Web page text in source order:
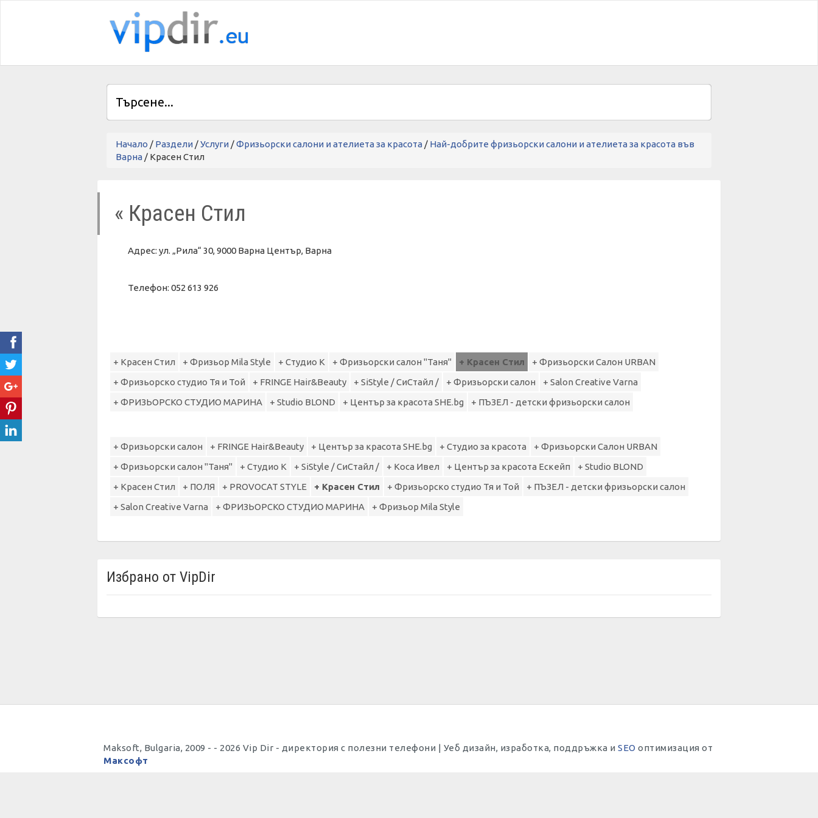
Начало / Раздели /Услуги /Фризьорски салони и ателиета за красота / Най-добрите фризьорски салони и ателиета за красота във
Варна / Красен Стил
« Красен Стил
Адрес: ул. „Рила“ 30, 9000 Варна Център, Варна
Телефон: 052 613 926
+ Красен Стил + Фризьор Mila Style + Студио К + Фризьорски салон "Таня" + Красен Стил
+ Фризьорски Салон URBAN
+ Фризьорско студио Тя и Той
+ FRINGE Hair&Beauty + SiStyle / СиСтайл / + Фризьорски салон
+ Salon Creative Varna
+ ФРИЗЬОРСКО СТУДИО МАРИНА
+ Studio BLOND + Център за красота SHE.bg + ПЪЗЕЛ - детски фризьорски салон
+ Фризьорски салон + FRINGE Hair&Beauty + Център за красота SHE.bg + Студио за красота
+ Фризьорски Салон URBAN
+ Фризьорски салон "Таня"
+ Студио К + SiStyle / СиСтайл / + Kоса Ивел + Център за красота Ескейп
+ Studio BLOND
+ Красен Стил
+ ПОЛЯ + PROVOCAT STYLE + Красен Стил + Фризьорско студио Тя и Той
+ ПЪЗЕЛ - детски фризьорски салон
+ Salon Creative Varna
+ ФРИЗЬОРСКО СТУДИО МАРИНА + Фризьор Mila Style
Избрано от VipDir
Maksoft, Bulgaria, 2009 - - 2026 Vip Dir - директория с полезни телефони | Уеб дизайн, изработка, поддръжка и SEO оптимизация от
Максофт